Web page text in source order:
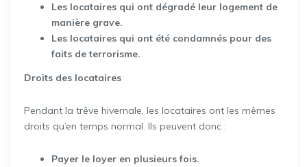
Les locataires qui ont dégradé leur logement de
manière grave.
Les locataires qui ont été condamnés pour des
faits de terrorisme.
Droits des locataires
Pendant la trêve hivernale, les locataires ont les mêmes
droits qu’en temps normal. Ils peuvent donc :
Payer le loyer en plusieurs fois.